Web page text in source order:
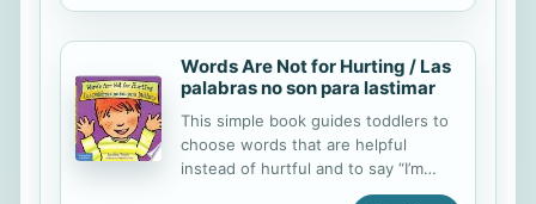
Words Are Not for Hurting / Las
palabras no son para lastimar
This simple book guides toddlers to
choose words that are helpful
instead of hurtful and to say “I’m
sorry” when hurtful words come out